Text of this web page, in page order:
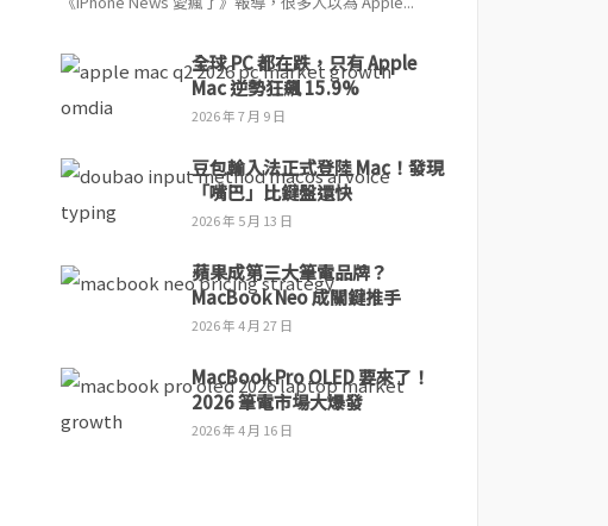
全球 PC 都在跌，只有 Apple
Mac 逆勢狂飆 15.9%
2026 年 7 月 9 日
豆包輸入法正式登陸 Mac！發現
「嘴巴」比鍵盤還快
2026 年 5 月 13 日
蘋果成第三大筆電品牌？
MacBook Neo 成關鍵推手
2026 年 4 月 27 日
MacBook Pro OLED 要來了！
2026 筆電市場大爆發
2026 年 4 月 16 日